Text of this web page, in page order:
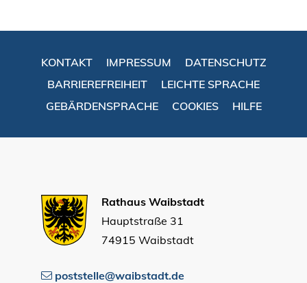
KONTAKT IMPRESSUM
DATENSCHUTZ
BARRIEREFREIHEIT
LEICHTE SPRACHE
GEBÄRDENSPRACHE
COOKIES HILFE
Rathaus Waibstadt
Hauptstraße 31
74915 Waibstadt
poststelle@waibstadt.de